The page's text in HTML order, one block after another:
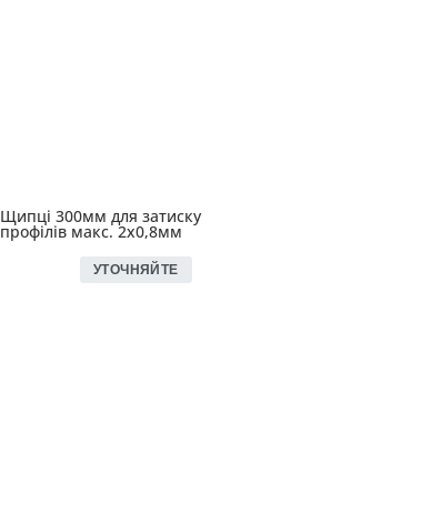
Щипці 300мм для затиску
профілів макс. 2х0,8мм
УТОЧНЯЙТЕ